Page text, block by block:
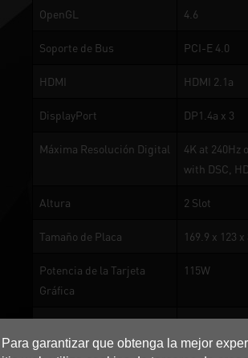
Para garantizar que obtenga la mejor
OpenGL 4.6
Soporte de Bus PCI-E 4.0
HDMI HDMI 2.1a
DisplayPort DP1.4a x 3
Máxima Resolución Digital
4K at 240Hz
with DSC,
Altura 2 Slot
Tamaño de Placa 169.9 x 123
Potencia de la Tarjeta
Gráfica
115W
Recomendado